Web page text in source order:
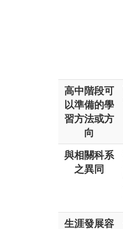
高中階段可
以準備的學
習方法或方
向
與相關科系
之異同
生涯發展容